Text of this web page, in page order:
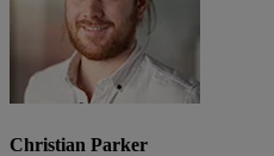
Christian Parker